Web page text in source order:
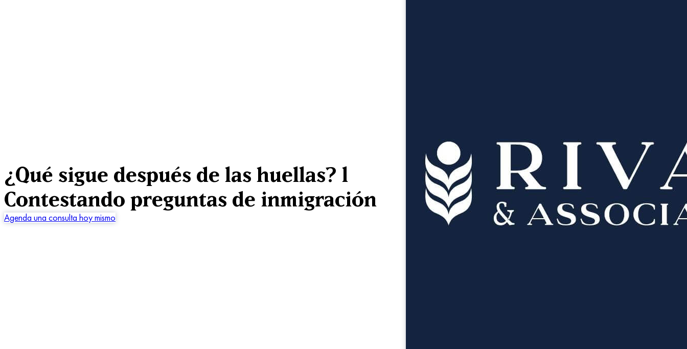
¿Qué sigue después de las huellas? l
Contestando preguntas de inmigración
Agenda una consulta hoy mismo